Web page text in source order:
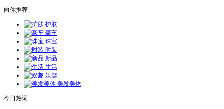
向你推荐
护肤
豪车
珠宝
时装
新品
生活
娱趣
美发美体
今日热词